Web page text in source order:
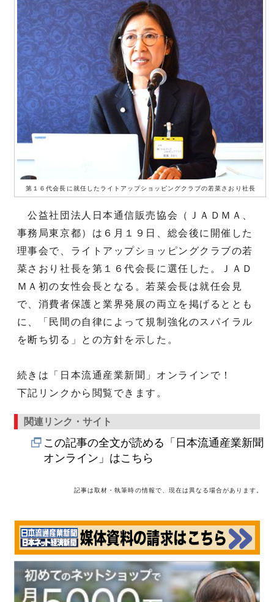
第１６代会長に就任したライトアップショッピングクラブの若菜さおり社長
公益社団法人日本通信販売協会（ＪＡＤＭＡ、
事務局東京都）は６月１９日、総会後に開催した
理事会で、ライトアップショッピングクラブの若
菜さおり社長を第１６代会長に選任した。ＪＡＤ
ＭＡ初の女性会長となる。若菜会長は就任会見
で、消費者保護と業界発展の両立を掲げるととも
に、「民間の自律によって規制強化のスパイラル
を断ち切る」との方針を示した。
続きは「日本流通産業新聞」オンラインで！
下記リンクから閲覧できます。
関連リンク・サイト
この記事の全文が読める「日本流通産業新聞
オンライン」はこちら
記事は取材・執筆時の情報で、現在は異なる場合があります。